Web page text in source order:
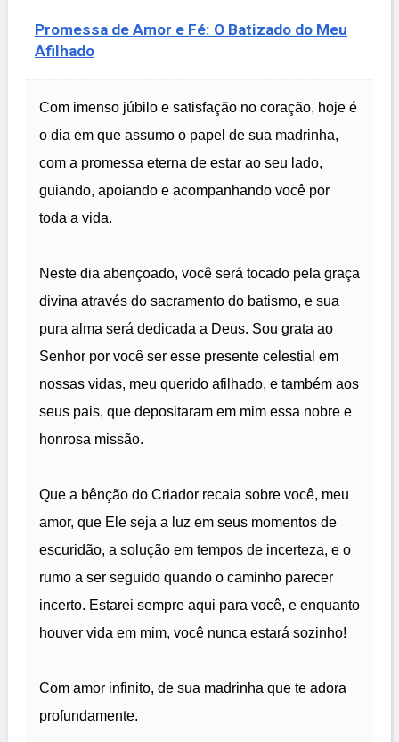
Promessa de Amor e Fé: O Batizado do Meu
Afilhado
Com imenso júbilo e satisfação no coração, hoje é
o dia em que assumo o papel de sua madrinha,
com a promessa eterna de estar ao seu lado,
guiando, apoiando e acompanhando você por
toda a vida.
Neste dia abençoado, você será tocado pela graça
divina através do sacramento do batismo, e sua
pura alma será dedicada a Deus. Sou grata ao
Senhor por você ser esse presente celestial em
nossas vidas, meu querido afilhado, e também aos
seus pais, que depositaram em mim essa nobre e
honrosa missão.
Que a bênção do Criador recaia sobre você, meu
amor, que Ele seja a luz em seus momentos de
escuridão, a solução em tempos de incerteza, e o
rumo a ser seguido quando o caminho parecer
incerto. Estarei sempre aqui para você, e enquanto
houver vida em mim, você nunca estará sozinho!
Com amor infinito, de sua madrinha que te adora
profundamente.